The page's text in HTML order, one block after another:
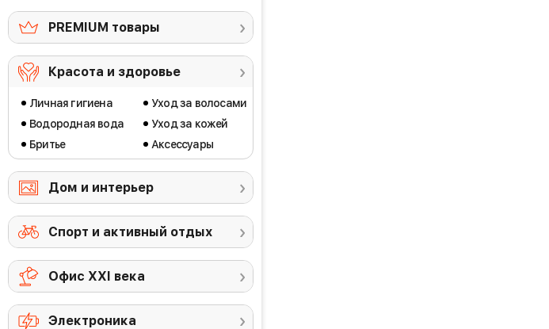
PREMIUM товары
Красота и здоровье
Личная гигиена
Водородная вода
Бритье
Уход за волосами
Уход за кожей
Аксессуары
Дом и интерьер
Спорт и активный отдых
Офис ХХI века
Электроника